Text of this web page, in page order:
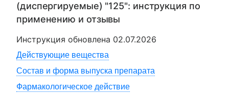
(диспергируемые) "125": инструкция по
применению и отзывы
Инструкция обновлена 02.07.2026
Действующие вещества
Состав и форма выпуска препарата
Фармакологическое действие